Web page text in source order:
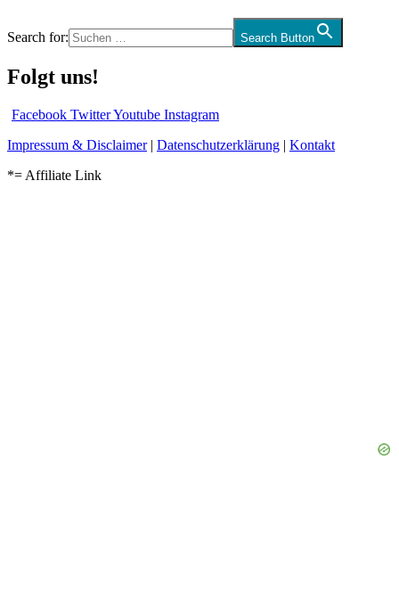
Search for: Search Button
Folgt uns!
Facebook TwitterYoutube Instagram
Impressum & Disclaimer| Datenschutzerklärung | Kontakt
*= Affiliate Link